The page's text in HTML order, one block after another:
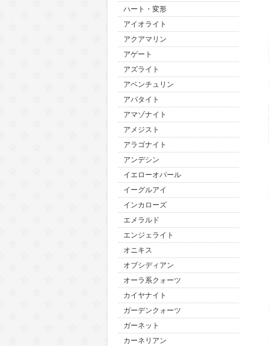
ハート・変形
アイオライト
アクアマリン
アゲート
アズライト
アベンチュリン
アパタイト
アマゾナイト
アメジスト
アラゴナイト
アンデシン
イエローオパール
イーグルアイ
インカローズ
エメラルド
エンジェライト
オニキス
オブシディアン
オーラ系クォーツ
カイヤナイト
ガーデンクォーツ
ガーネット
カーネリアン